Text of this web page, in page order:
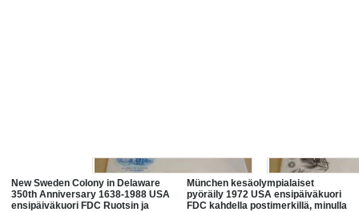
New Sweden Colony in Delaware
350th Anniversary 1638-1988 USA
ensipäiväkuori FDC Ruotsin ja
München kesäolympialaiset
pyöräily 1972 USA ensipäiväkuori
FDC kahdella postimerkillä, minulla